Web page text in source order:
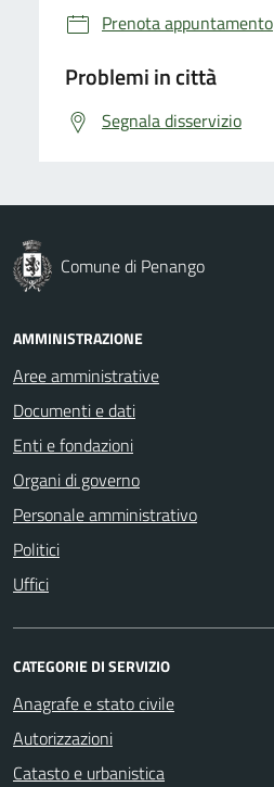
Prenota appuntamento
Problemi in città
Segnala disservizio
Comune di Penango
AMMINISTRAZIONE
Aree amministrative
Documenti e dati
Enti e fondazioni
Organi di governo
Personale amministrativo
Politici
Uffici
CATEGORIE DI SERVIZIO
Anagrafe e stato civile
Autorizzazioni
Catasto e urbanistica